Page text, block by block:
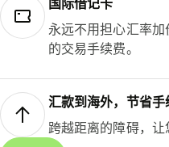
国际借记卡
永远不用担心汇率
的交易手续费。
汇款到海外，节省手
跨越距离的障碍，让